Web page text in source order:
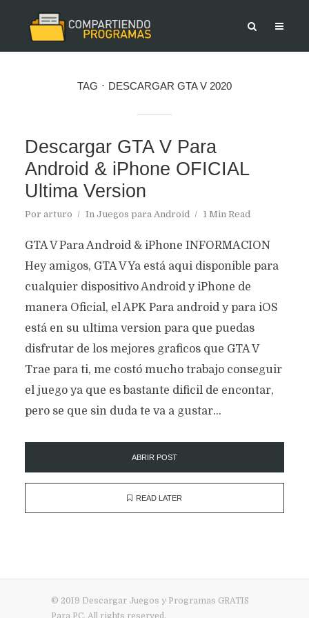
TAG DESCARGAR GTA V 2020
Descargar GTA V Para
Android & iPhone OFICIAL
Ultima Version
Por arturo In Juegos para Android 1 Min Read
GTA V Para Android & iPhone INFORMACION
Hey amigos, GTA V Ya está aqui disponible para
cualquier dispositivo Android y iPhone de
manera Oficial, el APK Para android y para iOS
está en su ultima version para que puedas
disfrutar de los mejores graficos que GTA V
Trae para ti, me costó mucho trabajo conseguir
el juego ya que es bastante dificil de encontar,
pero se que sin duda te va a gustar...
ABRIR POST
READ LATER
© 2019 Descargar Juegos y Programas GRATIS
Para PC. All rights reserved.